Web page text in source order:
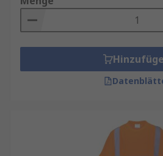
Warnschutz T-Shirts
Größen UK und EUR
Größen S bis XL
LangarmundKurzarm
Gut sichtbarer,
Hüfte, Armen oder Schultern